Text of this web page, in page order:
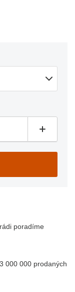
poradíme
000 000 prodaných